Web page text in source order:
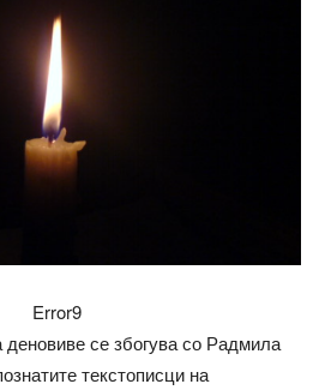
Error9
се збогува со Радмила
текстописци на